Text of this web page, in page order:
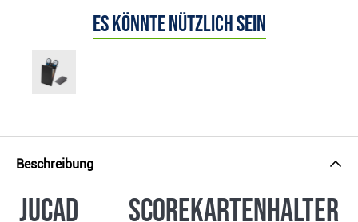
Es könnte nützlich sein
Beschreibung
Jucad Scorekartenhalter